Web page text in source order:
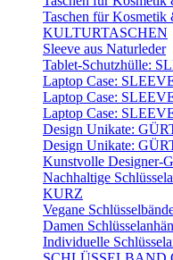
Taschen für Kosmetik
KULTURTASCHEN
Sleeve aus Naturleder
Tablet-Schutzhülle:
Laptop Case:
Laptop Case:
Laptop Case:
Design Unikate:
Design Unikate:
Kunstvolle Designer-
Nachhaltige
KURZ
Vegane
Damen
Individuelle